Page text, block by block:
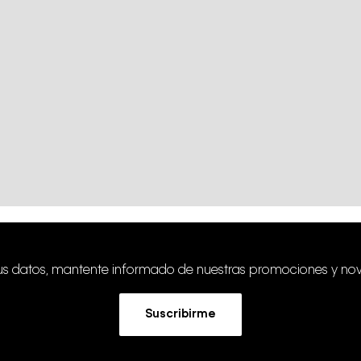
datos, mantente informado de nuestras promociones y
Suscribirme